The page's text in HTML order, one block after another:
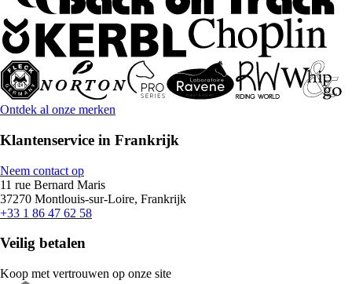
Ontdek al onze merken
Klantenservice in Frankrijk
Neem contact op
11 rue Bernard Maris
37270 Montlouis-sur-Loire, Frankrijk
+33 1 86 47 62 58
Veilig betalen
Koop met vertrouwen op onze site